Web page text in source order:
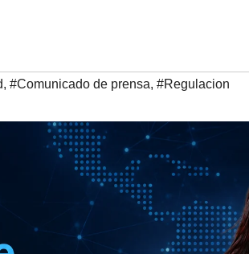
, #Comunicado de prensa, #Regulacion